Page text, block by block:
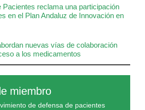
Pacientes reclama una participación
en el Plan Andaluz de Innovación en
nuevas vías de colaboración
a los medicamentos
miembro
de defensa de pacientes